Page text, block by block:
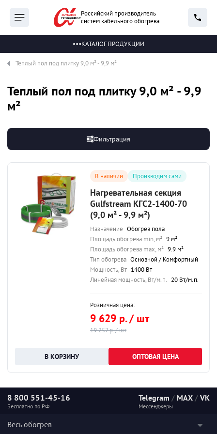
Российский производитель
систем кабельного обогрева
КАТАЛОГ ПРОДУКЦИИ
Теплый пол под плитку 9,0 м² - 9,9 м²
Теплый пол под плитку 9,0 м² - 9,9
м²
Фильтрация
В наличии Производим сами
Нагревательная секция
Gulfstream КГС2-1400-70
(9,0 м² - 9,9 м²)
Назначение Обогрев пола
Площадь обогрева min, м² 9 м²
Площадь обогрева max, м² 9.9 м²
Тип обогрева Основной / Комфортный
Мощность, Вт 1400 Вт
Линейная мощность, Вт/м.п. 20 Вт/м.п.
Розничная цена:
9 629 р. / шт
19 257 р. / шт
ОПТОВАЯ ЦЕНА
8 800 551-45-16
Бесплатно по РФ
Telegram / MAX / VK
Мессенджеры
Весь обогрев